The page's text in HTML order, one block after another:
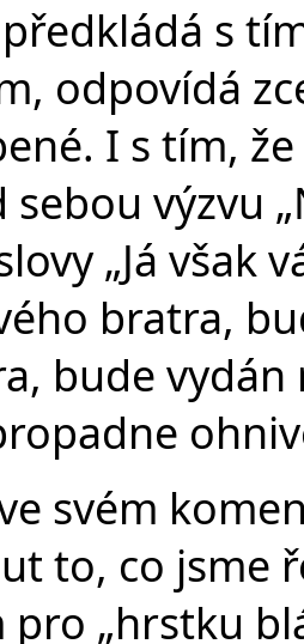
předkládá s
odpovídá
I s tím,
výzvu
„Já však
bratra,
bude
svém
to, co jsme
„hrstku